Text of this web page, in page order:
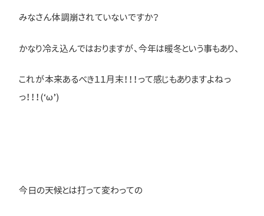
みなさん体調崩されていないですか？
かなり冷え込んではおりますが、今年は暖冬という事もあり、
これが本来あるべき１１月末！！！って感じもありますよねっ
っ！！！(‘ω’)
今日の天候とは打って変わっての